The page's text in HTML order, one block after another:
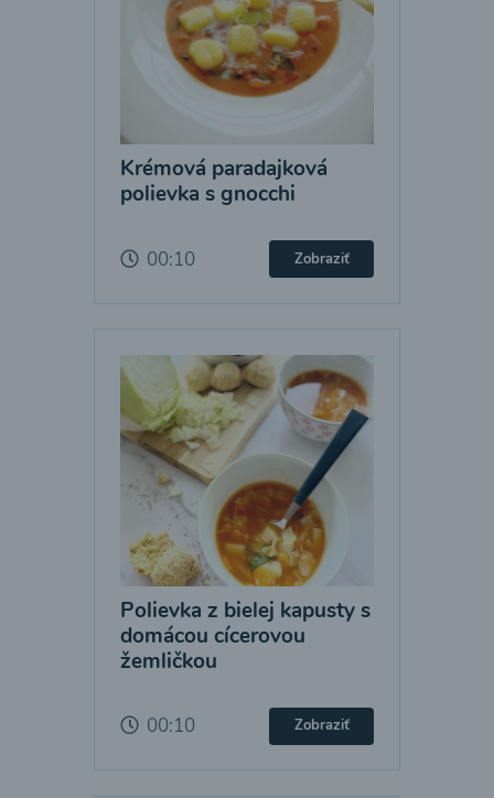
Krémová paradajková
polievka s gnocchi
00:10 Zobraziť
Polievka z bielej kapusty s
domácou cícerovou
žemličkou
00:10 Zobraziť